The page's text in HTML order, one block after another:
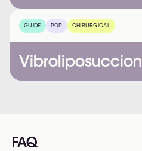
GUIDE POP CHIRURGICAL
Vibroliposuccion
FAQ